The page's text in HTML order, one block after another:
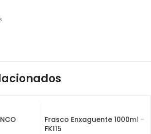
Frasco Enxaguente 1000ml –
FK115